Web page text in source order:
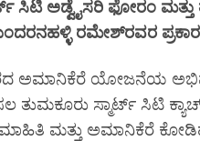
ಸಿಟಿ ಅಡ್ವೈಸರಿ ಫೋರಂ ಮತ್ತು
ರಮೇಶ್‌ರವರ ಪ್ರಕಾರ
ಅಮಾನಿಕೆರೆ ಯೋಜನೆಯ
ತುಮಕೂರು ಸ್ಮಾರ್ಟ್ ಸಿಟಿ
ಮತ್ತು ಅಮಾನಿಕೆರೆ